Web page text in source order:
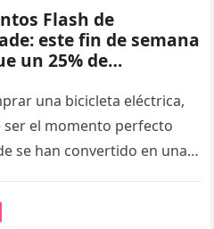
Flash de
este fin de semana
un 25% de
una bicicleta eléctrica,
ser el momento perfecto
se han convertido en una